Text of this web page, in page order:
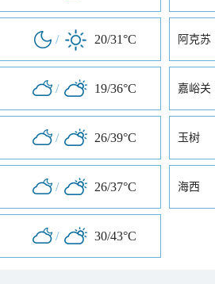
/ 20/31°C 阿克苏
/ 19/36°C 嘉峪关
/ 26/39°C 玉树
/ 26/37°C 海西
/ 30/43°C